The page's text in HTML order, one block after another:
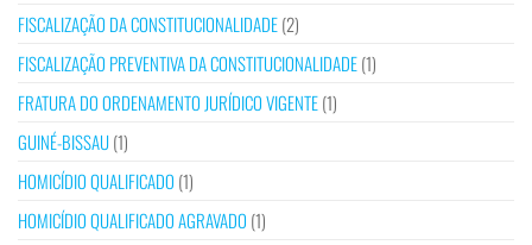
FISCALIZAÇÃO DA CONSTITUCIONALIDADE(2)
FISCALIZAÇÃO PREVENTIVA DA CONSTITUCIONALIDADE(1)
FRATURA DO ORDENAMENTO JURÍDICO VIGENTE(1)
GUINÉ-BISSAU(1)
HOMICÍDIO QUALIFICADO (1)
HOMICÍDIO QUALIFICADO AGRAVADO (1)